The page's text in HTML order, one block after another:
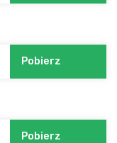
Pobierz
Pobierz